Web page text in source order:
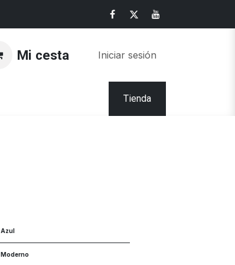
Mi cesta Iniciar sesión
Tienda
Azul
Moderno